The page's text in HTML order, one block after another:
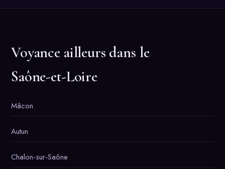
Voyance ailleurs dans le
Saône-et-Loire
Mâcon
Autun
Chalon-sur-Saône